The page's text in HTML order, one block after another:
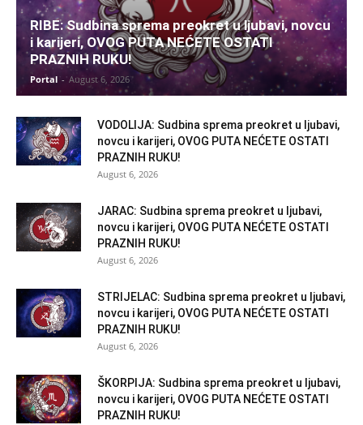
RIBE: Sudbina sprema preokret u ljubavi, novcu
i karijeri, OVOG PUTA NEĆETE OSTATI
PRAZNIH RUKU!
Portal - August 6, 2026
VODOLIJA: Sudbina sprema preokret u ljubavi,
novcu i karijeri, OVOG PUTA NEĆETE OSTATI
PRAZNIH RUKU!
August 6, 2026
JARAC: Sudbina sprema preokret u ljubavi,
novcu i karijeri, OVOG PUTA NEĆETE OSTATI
PRAZNIH RUKU!
August 6, 2026
STRIJELAC: Sudbina sprema preokret u ljubavi,
novcu i karijeri, OVOG PUTA NEĆETE OSTATI
PRAZNIH RUKU!
August 6, 2026
ŠKORPIJA: Sudbina sprema preokret u ljubavi,
novcu i karijeri, OVOG PUTA NEĆETE OSTATI
PRAZNIH RUKU!